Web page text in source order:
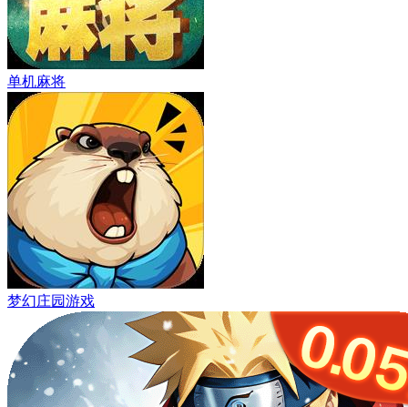
单机麻将
梦幻庄园游戏